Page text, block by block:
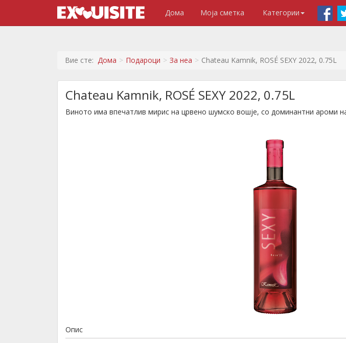
Дома Моја сметка Категории
Вие сте: Дома Подароци За неа Chateau Kamnik, ROSÉ SEXY 2022, 0.75L
Chateau Kamnik, ROSÉ SEXY 2022, 0.75L
Виното има впечатлив мирис на црвено шумско вошје, со доминантни ароми
Опис